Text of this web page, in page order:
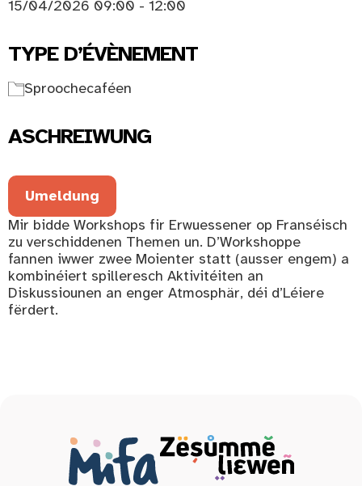
15/04/2026 09:00 - 12:00
TYPE D’ÉVÈNEMENT
Sproochecaféen
ASCHREIWUNG
Umeldung
Mir bidde Workshops fir Erwuessener op Franséisch
zu verschiddenen Themen un. D’Workshoppe
fannen iwwer zwee Moienter statt (ausser engem) a
kombinéiert spilleresch Aktivitéiten an
Diskussiounen an enger Atmosphär, déi d’Léiere
fërdert.